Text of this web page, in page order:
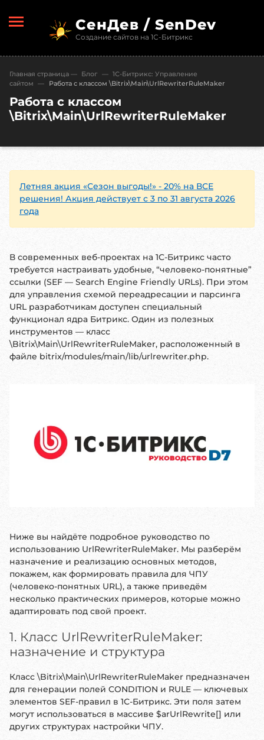
СенДев / SenDev
Создание сайтов на 1С-Битрикс
Главная страница — Блог — 1С-Битрикc: Управление
сайтом — Работа с классом \Bitrix\Main\UrlRewriterRuleMaker
Работа с классом
\Bitrix\Main\UrlRewriterRuleMaker
Летняя акция «Сезон выгоды!» - 20% на ВСЕ
решения! Акция действует с 3 по 31 августа 2026
года
В современных веб-проектах на 1С-Битрикс часто
требуется настраивать удобные, “человеко-понятные”
ссылки (SEF — Search Engine Friendly URLs). При этом
для управления схемой переадресации и парсинга
URL разработчикам доступен специальный
функционал ядра Битрикс. Один из полезных
инструментов — класс
\Bitrix\Main\UrlRewriterRuleMaker, расположенный в
файле bitrix/modules/main/lib/urlrewriter.php.
Ниже вы найдёте подробное руководство по
использованию UrlRewriterRuleMaker. Мы разберём
назначение и реализацию основных методов,
покажем, как формировать правила для ЧПУ
(человеко-понятных URL), а также приведём
несколько практических примеров, которые можно
адаптировать под свой проект.
1. Класс UrlRewriterRuleMaker:
назначение и структура
Класс \Bitrix\Main\UrlRewriterRuleMaker предназначен
для генерации полей CONDITION и RULE — ключевых
элементов SEF-правил в 1С-Битрикс. Эти поля затем
могут использоваться в массиве $arUrlRewrite[] или
других структурах настройки ЧПУ.